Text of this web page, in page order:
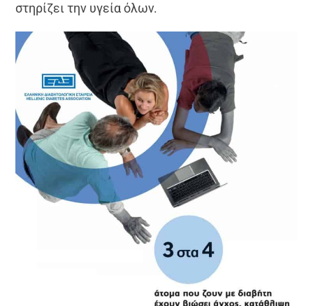
στηρίζει την υγεία όλων.